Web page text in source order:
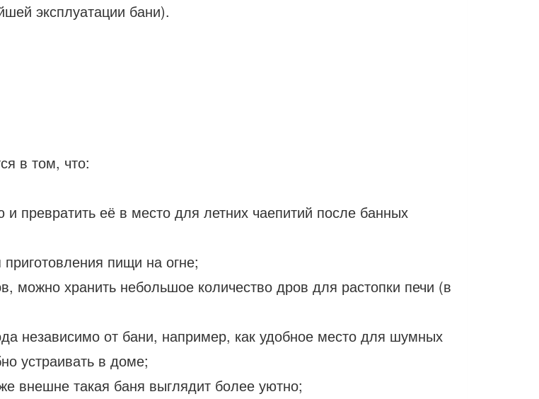
эксплуатации бани).
в том, что:
превратить её в место для летних чаепитий после банных
пищи на огне;
хранить небольшое количество дров для растопки печи (в
независимо от бани, например, как удобное место для шумных
устраивать в доме;
внешне такая баня выглядит более уютно;